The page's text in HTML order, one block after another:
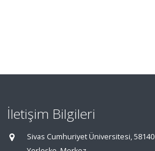
İletişim Bilgileri
Sivas Cumhuriyet Üniversitesi, 58140